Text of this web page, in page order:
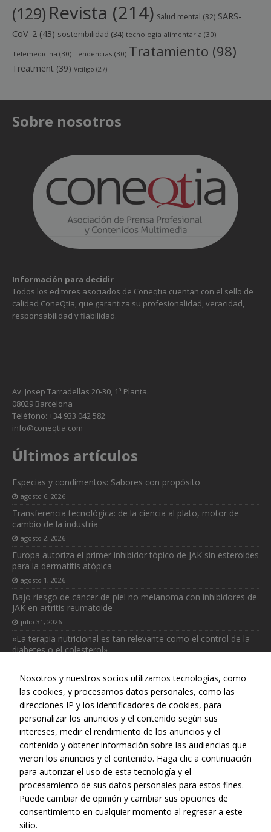
(129) Revista (214) Salud mental (32) SARS-
CoV-2 (43) sostenibilidad (34) tecnología alimentaria (30)
Telemedicina (30) Tendencias (30) Tratamiento (98)
Treatment (39) Vitíligo (27)
Sobre nosotros
Información para decidir
Todos los editores asociados de Coneqtia cuentan con el sello de
calidad ConeQtia, que garantiza su profesionalidad, veracidad,
responsabilidad y fiabilidad.
Av. Josep Tarradellas 20-30, 1ª Planta.
08029 Barcelona
Teléfono: +34 933 042 582
info@coneqtia.com
Últimos artículos
Especias y condimentos: Sabores con propósito
agosto 6, 2026
Transferencia tecnológica: de la ciencia al plato, motor de
cambio de la industria
agosto 2, 2026
Europa autoriza el primer inhibidor tópico de JAK sin esteroides
para la dermatitis atópica
agosto 1, 2026
Bajo riesgo de cáncer de piel no melanoma con inhibidores de
JAK en artritis reumatoide
julio 31, 2026
«La terapia nutricional es tan relevante como el control de la
diabetes o el colesterol»
Web realizada con el patrocinio del Centro Español de Derechos
Reprográficos
Nosotros y nuestros socios utilizamos tecnologías, como
las cookies, y procesamos datos personales, como las
direcciones IP y los identificadores de cookies, para
personalizar los anuncios y el contenido según sus
intereses, medir el rendimiento de los anuncios y el
contenido y obtener información sobre las audiencias que
vieron los anuncios y el contenido. Haga clic a continuación
para autorizar el uso de esta tecnología y el
procesamiento de sus datos personales para estos fines.
Puede cambiar de opinión y cambiar sus opciones de
consentimiento en cualquier momento al regresar a este
sitio.